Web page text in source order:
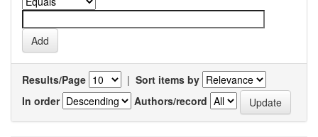
Results/Page | Sort items by
In order
Authors/record